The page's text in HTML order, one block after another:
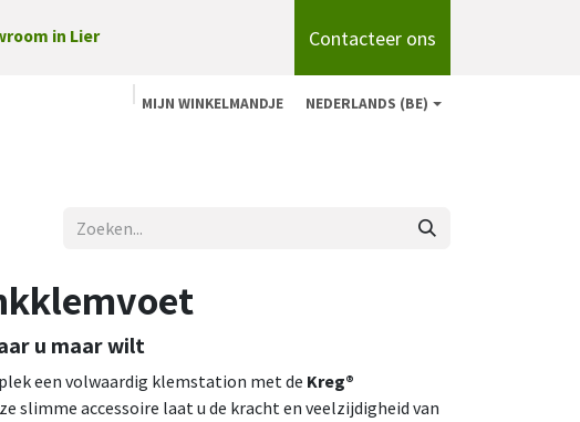
in Lier Contacteer ons
MIJN WINKELMANDJE NEDERLANDS (BE)
u maar wilt
een volwaardig klemstation met de Kreg®
slimme accessoire laat u de kracht en veelzijdigheid van